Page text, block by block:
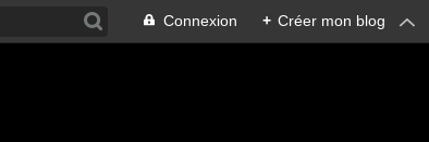
Connexion + Créer mon blog